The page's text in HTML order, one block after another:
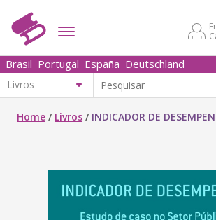
Brasil Portugal España Deutschland
Home / Livros / INDICADOR DE